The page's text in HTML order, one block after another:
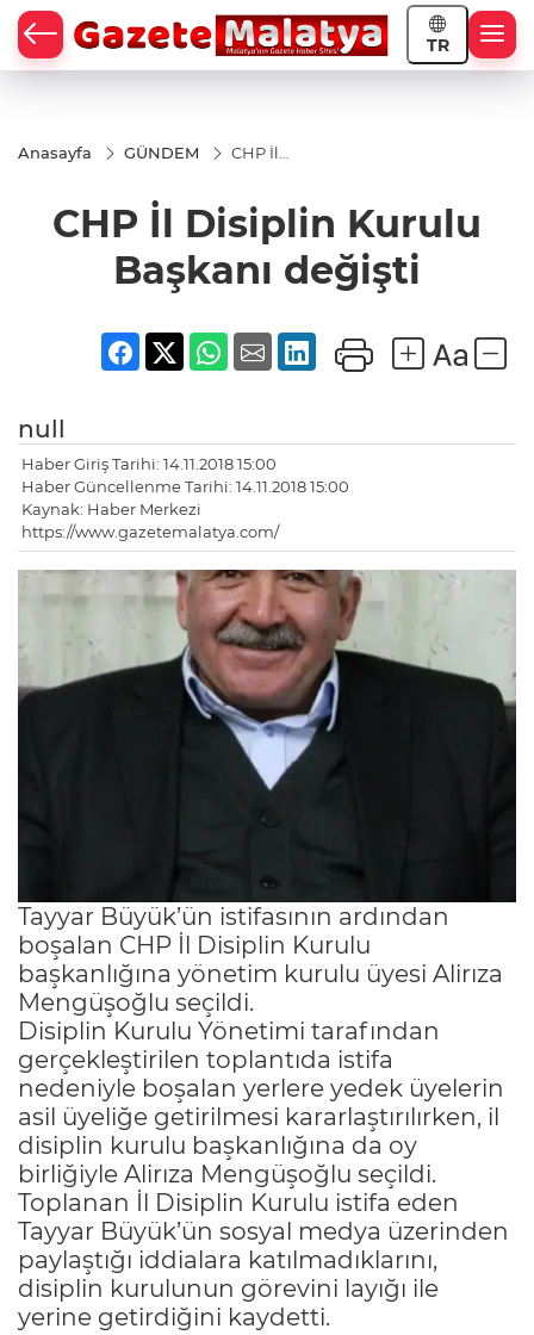
TR
Anasayfa GÜNDEM
CHP İl
Başkanı
değişti
CHP İl Disiplin Kurulu
Başkanı değişti
null
Haber Giriş Tarihi: 14.11.2018 15:00
Haber Güncellenme Tarihi: 14.11.2018 15:00
Kaynak: Haber Merkezi
https://www.gazetemalatya.com/
Tayyar Büyük’ün istifasının ardından
boşalan CHP İl Disiplin Kurulu
başkanlığına yönetim kurulu üyesi Alirıza
Mengüşoğlu seçildi.
Disiplin Kurulu Yönetimi tarafından
gerçekleştirilen toplantıda istifa
nedeniyle boşalan yerlere yedek üyelerin
asil üyeliğe getirilmesi kararlaştırılırken, il
disiplin kurulu başkanlığına da oy
birliğiyle Alirıza Mengüşoğlu seçildi.
Toplanan İl Disiplin Kurulu istifa eden
Tayyar Büyük’ün sosyal medya üzerinden
paylaştığı iddialara katılmadıklarını,
disiplin kurulunun görevini layığı ile
yerine getirdiğini kaydetti.